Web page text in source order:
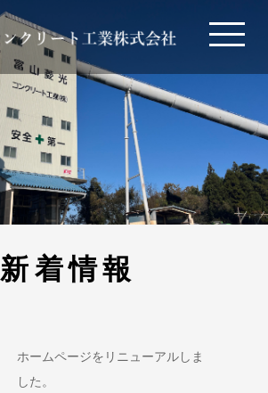
新着情報
ホームページをリニューアルしま
した。